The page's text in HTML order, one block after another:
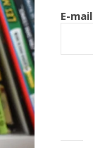
E-mail